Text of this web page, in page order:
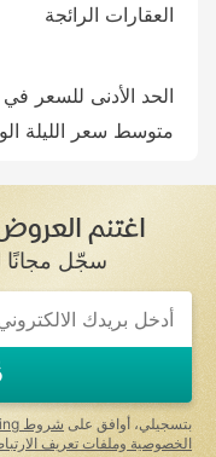
العقارات الرائجة
الحد الأدنى للسعر في
متوسط سعر الليلة
اغتنم
سجّل مجانًا
بتسجيلي، أوافق علىشروط Halalbooking للاستخدام
الخصوصية وملفات تعريف